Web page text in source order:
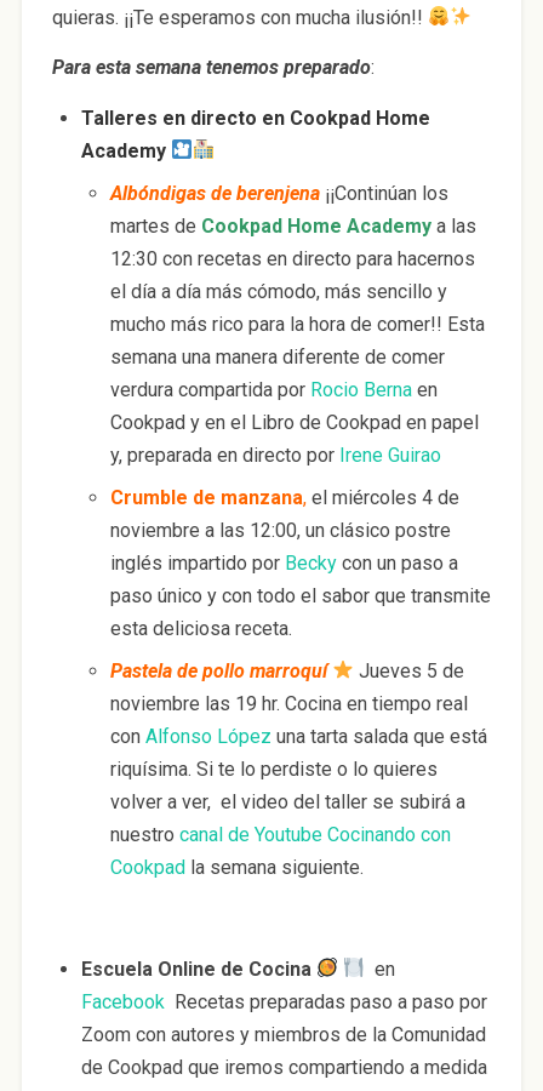
quieras. ¡¡Te esperamos con mucha ilusión!!
Para esta semana tenemos preparado:
Talleres en directo en Cookpad Home
Academy
Albóndigas de berenjena ¡¡Continúan los
martes de Cookpad Home Academya las
12:30 con recetas en directo para hacernos
el día a día más cómodo, más sencillo y
mucho más rico para la hora de comer!! Esta
semana una manera diferente de comer
verdura compartida por Rocio Berna en
Cookpad y en el Libro de Cookpad en papel
y, preparada en directo por Irene Guirao
Crumble de manzana,el miércoles 4 de
noviembre a las 12:00, un clásico postre
inglés impartido por Beckycon un paso a
paso único y con todo el sabor que transmite
esta deliciosa receta.
Pastela de pollo marroquí
Jueves 5 de
noviembre las 19 hr. Cocina en tiempo real
con Alfonso López una tarta salada que está
riquísima. Si te lo perdiste o lo quieres
volver a ver, el video del taller se subirá a
nuestro canal de Youtube Cocinando con
Cookpadla semana siguiente.
Escuela Online de Cocina
en
Facebook Recetas preparadas paso a paso por
Zoom con autores y miembros de la Comunidad
de Cookpad que iremos compartiendo a medida